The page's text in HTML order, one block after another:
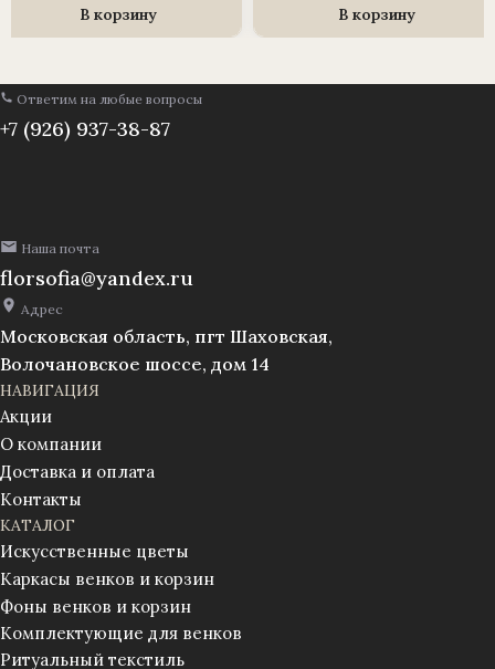
букете
с
добавкой»
11
веток,
В корзину
лист
(1010237)
В корзину
Ответим на любые вопросы
+7 (926) 937-38-87
Наша почта
florsofia@yandex.ru
Адрес
Московская область, пгт Шаховская,
Волочановское шоссе, дом 14
НАВИГАЦИЯ
Акции
О компании
Доставка и оплата
Контакты
КАТАЛОГ
Искусственные цветы
Каркасы венков и корзин
Фоны венков и корзин
Комплектующие для венков
Ритуальный текстиль